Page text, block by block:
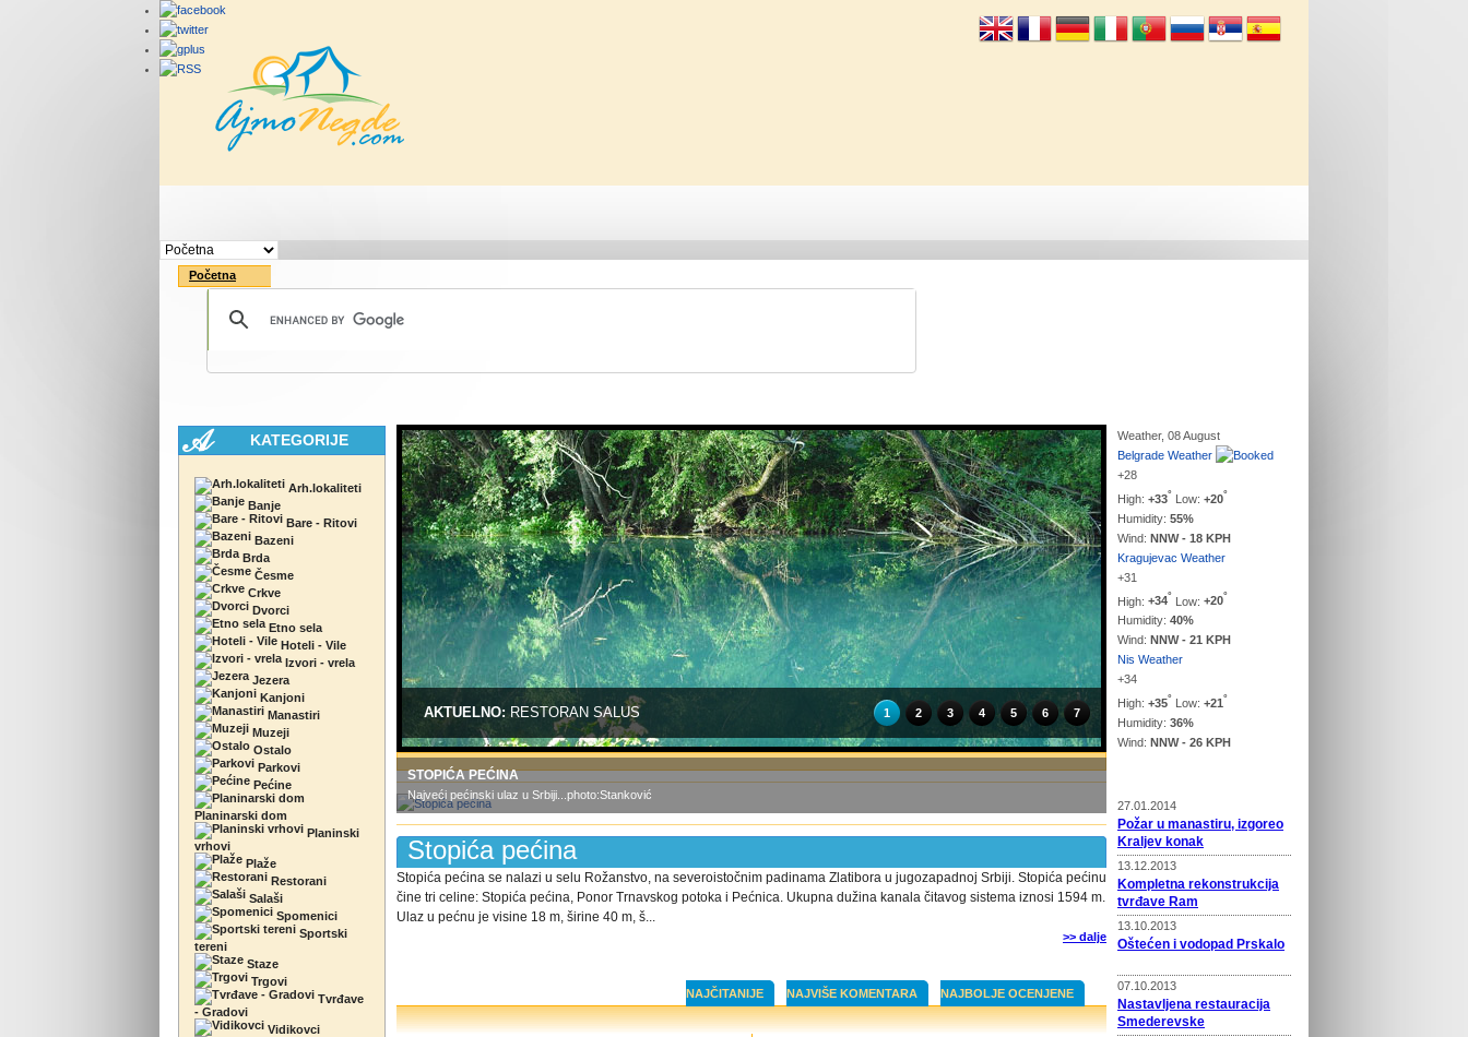
Početna
KATEGORIJE
Arh.lokaliteti
Banje
Bare - Ritovi
Bazeni
Brda
Česme
Crkve
Dvorci
Etno sela
Hoteli - Vile
Izvori - vrela
Jezera
Kanjoni
Manastiri
Muzeji
Ostalo
Parkovi
Pećine
Planinarski dom
Planinski
vrhovi
Plaže
Restorani
Salaši
Spomenici
Sportski
tereni
Staze
Trgovi
Tvrđave
- Gradovi
Vidikovci
AKTUELNO:RESTORAN SALUS 1 2 3 4 5 6 7
STOPIĆA PEĆINA
Najveći pećinski ulaz u Srbiji...photo:Stanković
Stopića pećina
Stopića pećina se nalazi u selu Rožanstvo, na severoistočnim padinama Zlatibora u jugozapadnoj Srbiji. Stopića pećinu
čine tri celine: Stopića pećina, Ponor Trnavskog potoka i Pećnica. Ukupna dužina kanala čitavog sistema iznosi 1594 m.
Ulaz u pećnu je visine 18 m, širine 40 m, š...
>> dalje
NAJČITANIJE NAJVIŠE KOMENTARA NAJBOLJE OCENJENE
Weather, 08 August
Belgrade Weather
+28
High: +33° Low: +20°
Humidity: 55%
Wind: NNW - 18 KPH
Kragujevac Weather
+31
High: +34° Low: +20°
Humidity: 40%
Wind: NNW - 21 KPH
Nis Weather
+34
High: +35° Low: +21°
Humidity: 36%
Wind: NNW - 26 KPH
27.01.2014
Požar u manastiru, izgoreo
Kraljev konak
13.12.2013
Kompletna rekonstrukcija
tvrđave Ram
13.10.2013
Oštećen i vodopad Prskalo
07.10.2013
Nastavljena restauracija
Smederevske